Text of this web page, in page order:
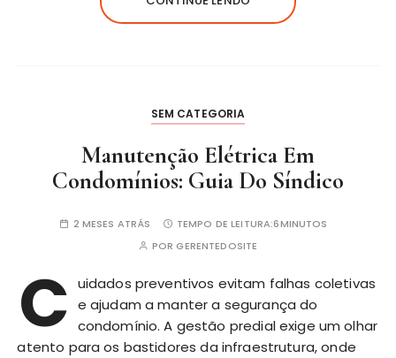
SEM CATEGORIA
Manutenção Elétrica Em
Condomínios: Guia Do Síndico
2 MESES ATRÁS TEMPO DE LEITURA:6MINUTOS
PORGERENTEDOSITE
C uidados preventivos evitam falhas coletivas
e ajudam a manter a segurança do
condomínio. A gestão predial exige um olhar
atento para os bastidores da infraestrutura, onde